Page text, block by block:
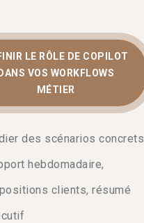
LE RÔLE DE COPILOT
VOS WORKFLOWS
MÉTIER
des scénarios concrets
hebdomadaire,
clients, résumé